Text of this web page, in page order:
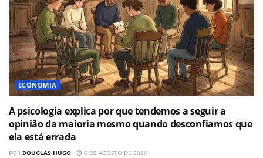
ECONOMIA
A psicologia explica por que tendemos a seguir a
opinião da maioria mesmo quando desconfiamos que
ela está errada
POR DOUGLAS HUGO 6 DE AGOSTO DE 2026